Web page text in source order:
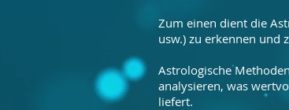
Zum einen dient die
usw.) zu erkennen und
Astrologische
analysieren, was
liefert.